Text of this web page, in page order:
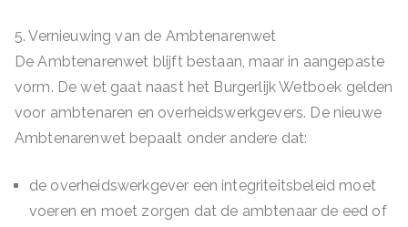
5. Vernieuwing van de Ambtenarenwet
De Ambtenarenwet blijft bestaan, maar in aangepaste
vorm. De wet gaat naast het Burgerlijk Wetboek gelden
voor ambtenaren en overheidswerkgevers. De nieuwe
Ambtenarenwet bepaalt onder andere dat:
de overheidswerkgever een integriteitsbeleid moet
voeren en moet zorgen dat de ambtenaar de eed of